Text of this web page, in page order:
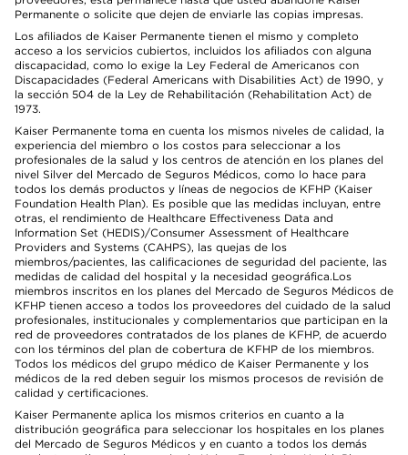
Permanente o solicite que dejen de enviarle las copias impresas.
Los afiliados de Kaiser Permanente tienen el mismo y completo
acceso a los servicios cubiertos, incluidos los afiliados con alguna
discapacidad, como lo exige la Ley Federal de Americanos con
Discapacidades (Federal Americans with Disabilities Act) de 1990, y
la sección 504 de la Ley de Rehabilitación (Rehabilitation Act) de
1973.
Kaiser Permanente toma en cuenta los mismos niveles de calidad, la
experiencia del miembro o los costos para seleccionar a los
profesionales de la salud y los centros de atención en los planes del
nivel Silver del Mercado de Seguros Médicos, como lo hace para
todos los demás productos y líneas de negocios de KFHP (Kaiser
Foundation Health Plan). Es posible que las medidas incluyan, entre
otras, el rendimiento de Healthcare Effectiveness Data and
Information Set (HEDIS)/Consumer Assessment of Healthcare
Providers and Systems (CAHPS), las quejas de los
miembros/pacientes, las calificaciones de seguridad del paciente, las
medidas de calidad del hospital y la necesidad geográfica.Los
miembros inscritos en los planes del Mercado de Seguros Médicos de
KFHP tienen acceso a todos los proveedores del cuidado de la salud
profesionales, institucionales y complementarios que participan en la
red de proveedores contratados de los planes de KFHP, de acuerdo
con los términos del plan de cobertura de KFHP de los miembros.
Todos los médicos del grupo médico de Kaiser Permanente y los
médicos de la red deben seguir los mismos procesos de revisión de
calidad y certificaciones.
Kaiser Permanente aplica los mismos criterios en cuanto a la
distribución geográfica para seleccionar los hospitales en los planes
del Mercado de Seguros Médicos y en cuanto a todos los demás